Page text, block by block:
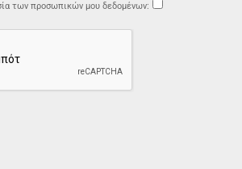
των προσωπικών μου δεδομένων: